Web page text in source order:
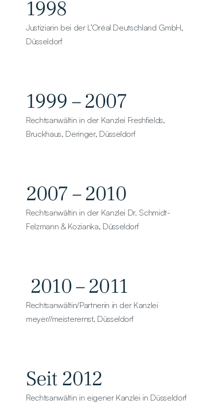
1998
Justiziarin bei der L’Oréal Deutschland GmbH,
Düsseldorf
1999 – 2007
Rechtsanwältin in der Kanzlei Freshfields,
Bruckhaus, Deringer, Düsseldorf
2007 – 2010
Rechtsanwältin in der Kanzlei Dr. Schmidt-
Felzmann & Kozianka, Düsseldorf
2010 – 2011
Rechtsanwältin/Partnerin in der Kanzlei
meyer//meisterernst, Düsseldorf
Seit 2012
Rechtsanwältin in eigener Kanzlei in Düsseldorf